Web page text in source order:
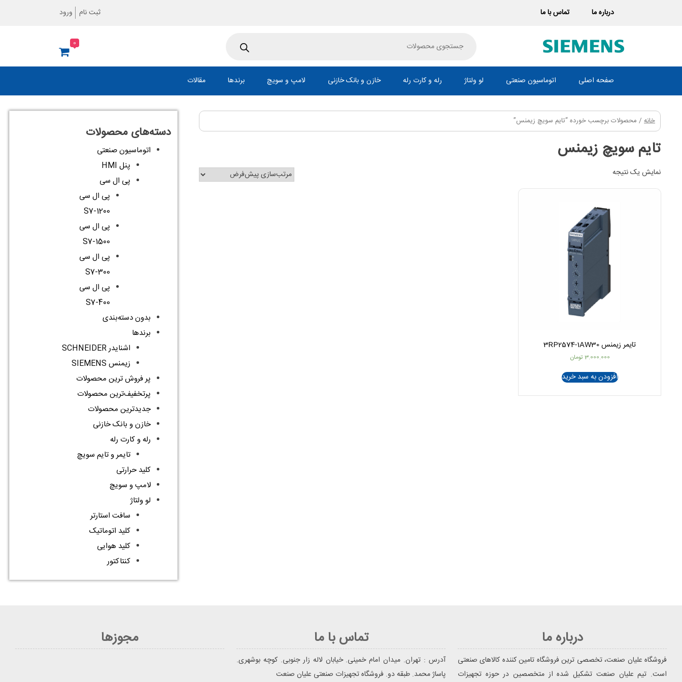
درباره ما تماس با ما ثبت نام ورود
search
0
صفحه اصلی اتوماسیون صنعتی لو ولتاژ رله و کارت رله خازن و بانک خازنی لامپ و سویچ برندها مقالات
خانه / محصولات برچسب خورده “تایم سویچ زیمنس”
تایم سویچ زیمنس
نمایش یک نتیجه
تایمر زیمنس 3RP2574-1AW30
3.000.000 تومان
افزودن به سبد خرید
دسته‌های محصولات
اتوماسیون صنعتی
پنل HMI
پی ال سی
پی ال سی
S7-1200
پی ال سی
S7-1500
پی ال سی
S7-300
پی ال سی
S7-400
بدون دسته‌بندی
برندها
اشنایدر SCHNEIDER
زیمنس SIEMENS
پر فروش ترین محصولات
پرتخفیف‌ترین محصولات
جدیدترین محصولات
خازن و بانک خازنی
رله و کارت رله
تایمر و تایم سویچ
کلید حرارتی
لامپ و سویچ
لو ولتاژ
سافت استارتر
کلید اتوماتیک
کلید هوایی
کنتاکتور
درباره ما
فروشگاه علیان صنعت، تخصصی ترین فروشگاه تامین کننده کالاهای صنعتی
است. تیم علیان صنعت تشکیل شده از متخصصین در حوزه تجهیزات
تماس با ما
آدرس : تهران. میدان امام خمینی. خیابان لاله زار جنوبی. کوچه بوشهری.
پاساژ محمد. طبقه دو. فروشگاه تجهیزات صنعتی علیان صنعت
مجوزها